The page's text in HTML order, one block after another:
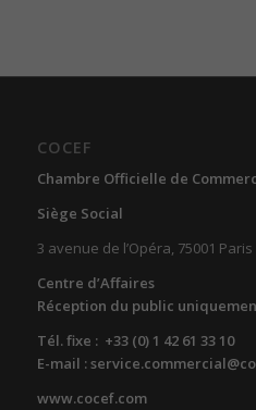
COCEF
Chambre Officielle de
Siège Social
3 avenue de l’Opéra, 75001 Paris
Centre d’Affaires
Réception du public
Tél. fixe : +33 (0) 1 42 61 33 10
E-mail :
www.cocef.com